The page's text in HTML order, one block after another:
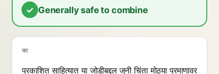
✓ Generally safe to combine
का
प्रकाशित साहित्यात या जोडीबद्दल जुनी चिंता मोठ्या प्रमाणावर